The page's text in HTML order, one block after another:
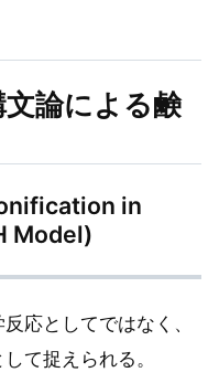
論による鹸
in
Model)
応としてではなく、
て捉えられる。